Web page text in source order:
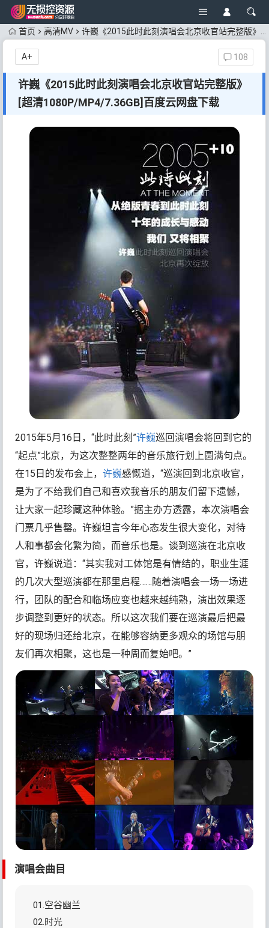
首页 高清MV 许巍《2015此时此刻演唱会北京收官站完整版》[超清1080P/MP4/7.36GB]百度云网盘下载
许巍《2015此时此刻演唱会北京收官站完整版》
[超清1080P/MP4/7.36GB]百度云网盘下载
108
A+
2015年5月16日，“此时此刻”许巍巡回演唱会将回到它的
“起点”北京，为这次整整两年的音乐旅行划上圆满句点。
在15日的发布会上，许巍感慨道，“巡演回到北京收官，
是为了不给我们自己和喜欢我音乐的朋友们留下遗憾，
让大家一起珍藏这种体验。”据主办方透露，本次演唱会
门票几乎售罄。许巍坦言今年心态发生很大变化，对待
人和事都会化繁为简，而音乐也是。谈到巡演在北京收
官，许巍说道：“其实我对工体馆是有情结的，职业生涯
的几次大型巡演都在那里启程……随着演唱会一场一场进
行，团队的配合和临场应变也越来越纯熟，演出效果逐
步调整到更好的状态。所以这次我们要在巡演最后把最
好的现场归还给北京，在能够容纳更多观众的场馆与朋
友们再次相聚，这也是一种周而复始吧。”
演唱会曲目
01.空谷幽兰
02.时光